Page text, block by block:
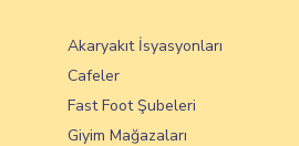
Akaryakıt İsyasyonları
Cafeler
Fast Foot Şubeleri
Giyim Mağazaları